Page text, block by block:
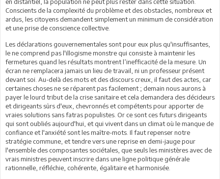
Conscients de la complexité du problème et des obstacles, nombreux et
ardus, les citoyens demandent simplement un minimum de considération
et une prise de conscience collective.
Les déclarations gouvernementales sont pour eux plus qu'insuffisantes,
le ne comprend pas l'illogisme monstre qui consiste à maintenir les
fermetures quand les résultats montrent l’inefficacité de la mesure. Un
écran ne remplacera jamais un lieu de travail, ni un professeur présent
devant soi. Au-delà des mots et des discours creux, il faut des actes, car
certaines choses ne se réparent pas facilement ; demain nous aurons à
payer le lourd tribut de la crise sanitaire et cela demandera des décideurs
et dirigeants sûrs d'eux, chevronnés et compétents pour apporter de
vraies solutions sans fatras populistes. Or ce sont ces futurs dirigeants
qui sont oubliés aujourd'hui, et qui vivent dans un climat où le manque de
confiance et l'anxiété sont les maître-mots. Il faut repenser notre
stratégie commune, et tendre vers une reprise en demi-jauge pour
l'ensemble des composantes sociétales, que seuls les ministères avec de
vrais ministres peuvent inscrire dans une ligne politique générale
rationnelle, réfléchie, cohérente, égalitaire et harmonisée.